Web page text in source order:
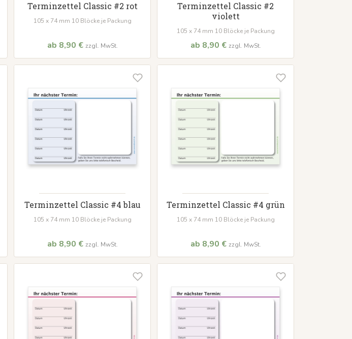
Terminzettel Classic #2 rot
105 x 74 mm 10 Blöcke je Packung
ab 8,90 € zzgl. MwSt.
Terminzettel Classic #2
violett
105 x 74 mm 10 Blöcke je Packung
ab 8,90 € zzgl. MwSt.
Terminzettel Classic #4 blau
105 x 74 mm 10 Blöcke je Packung
ab 8,90 € zzgl. MwSt.
Terminzettel Classic #4 grün
105 x 74 mm 10 Blöcke je Packung
ab 8,90 € zzgl. MwSt.